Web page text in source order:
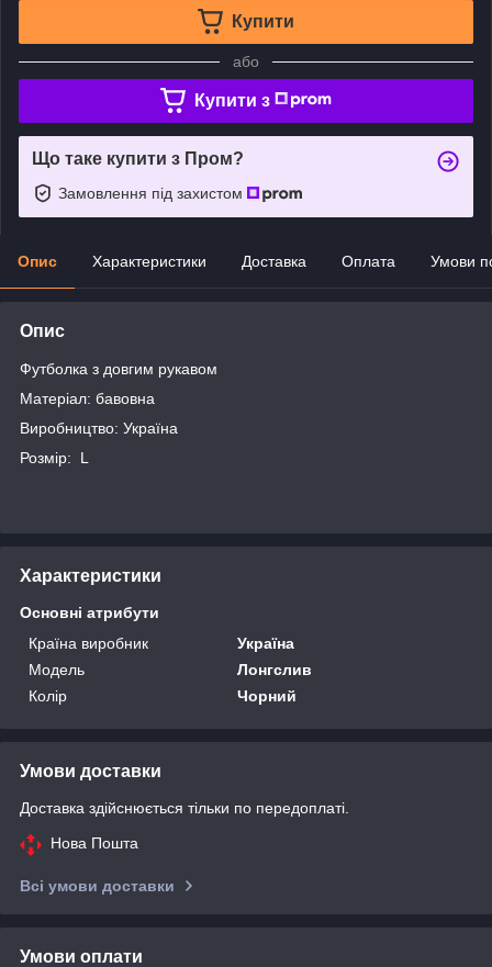
Купити
або
Купити з
Що таке купити з Пром?
Замовлення під захистом
Опис Характеристики Доставка Оплата Умови
Опис
Футболка з довгим рукавом
Матеріал: бавовна
Виробництво: Україна
Розмір: L
Характеристики
Основні атрибути
Країна виробник
Україна
Модель
Лонгслив
Колір
Чорний
Умови доставки
Доставка здійснюється тільки по передоплаті.
Нова Пошта
Всі умови доставки
Умови оплати